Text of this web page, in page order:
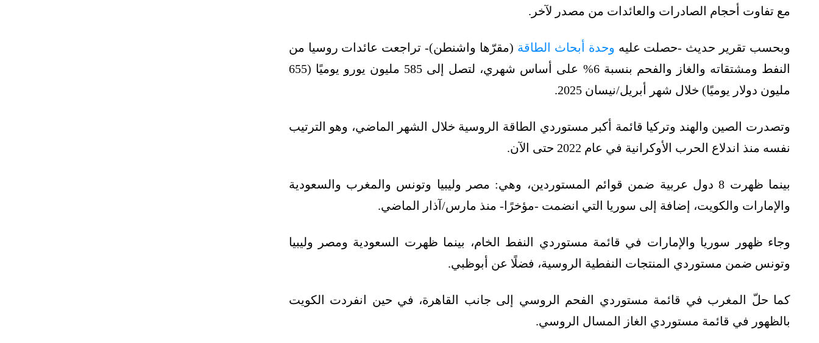
مع تفاوت أحجام الصادرات والعائدات من مصدر لآخر.
وبحسب تقرير حديث -حصلت عليه وحدة أبحاث الطاقة (مقرّها واشنطن)- تراجعت عائدات روسيا من
النفط ومشتقاته والغاز والفحم بنسبة 6% على أساس شهري، لتصل إلى 585 مليون يورو يوميًا (655
مليون دولار يوميًا) خلال شهر أبريل/نيسان 2025.
وتصدرت الصين والهند وتركيا قائمة أكبر مستوردي الطاقة الروسية خلال الشهر الماضي، وهو الترتيب
نفسه منذ اندلاع الحرب الأوكرانية في عام 2022 حتى الآن.
بينما ظهرت 8 دول عربية ضمن قوائم المستوردين، وهي: مصر وليبيا وتونس والمغرب والسعودية
والإمارات والكويت، إضافة إلى سوريا التي انضمت -مؤخرًا- منذ مارس/آذار الماضي.
وجاء ظهور سوريا والإمارات في قائمة مستوردي النفط الخام، بينما ظهرت السعودية ومصر وليبيا
وتونس ضمن مستوردي المنتجات النفطية الروسية، فضلًا عن أبوظبي.
كما حلّ المغرب في قائمة مستوردي الفحم الروسي إلى جانب القاهرة، في حين انفردت الكويت
بالظهور في قائمة مستوردي الغاز المسال الروسي.